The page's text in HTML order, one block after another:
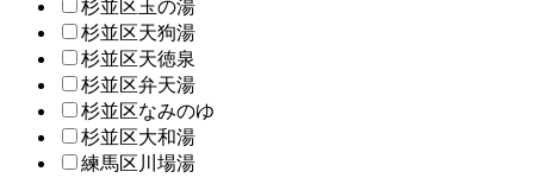
杉並区玉の湯
杉並区天狗湯
杉並区天徳泉
杉並区弁天湯
杉並区なみのゆ
杉並区大和湯
練馬区川場湯